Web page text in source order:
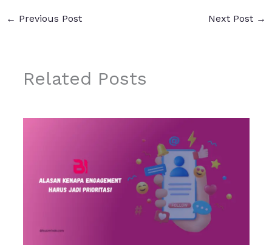
← Previous Post Next Post →
Related Posts